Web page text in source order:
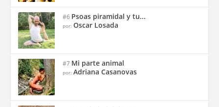
#6 Psoas piramidal y tu...
por:Oscar Losada
#7 Mi parte animal
por:Adriana Casanovas